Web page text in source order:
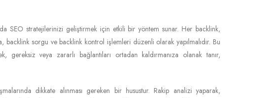
SEO stratejilerinizi geliştirmek için etkili bir yöntem sunar. Her backlink,
sorgu ve backlink kontrol işlemleri düzenli olarak yapılmalıdır. Bu
gereksiz veya zararlı bağlantıları ortadan kaldırmanıza olanak tanır,
dikkate alınması gereken bir husustur. Rakip analizi yaparak,